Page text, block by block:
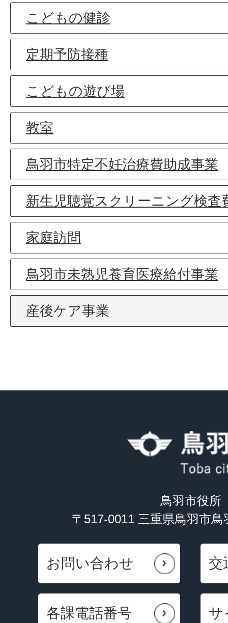
こどもの健診
定期予防接種
こどもの遊び場
教室
鳥羽市特定不妊治療費助成事業
新生児聴覚スクリーニング検査
家庭訪問
鳥羽市未熟児養育医療給付事業
産後ケア事業
鳥羽市役所
〒517-0011 三重県鳥羽市
お問い合わせ 交
各課電話番号 サ